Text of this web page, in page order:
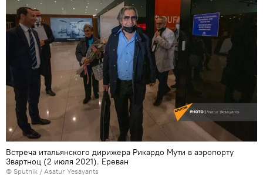
Встреча итальянского дирижера Рикардо Мути в аэропорту
Звартноц (2 июля 2021). Еревaн
© Sputnik / Asatur Yesayants